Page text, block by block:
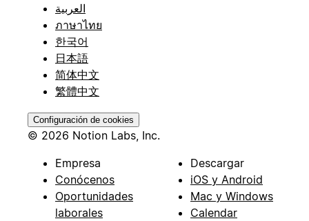
العربية
ภาษาไทย
한국어
日本語
简体中文
繁體中文
Configuración de cookies
© 2026 Notion Labs, Inc.
Empresa
Conócenos
Oportunidades
laborales
Descargar
iOS y Android
Mac y Windows
Calendar